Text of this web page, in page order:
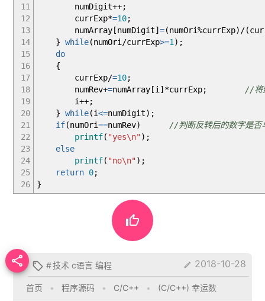
11
12
13
14
15
16
17
18
19
20
21
22
23
24
25
26
numDigit++;
currExp*=10;
numArray [numDigit]=(numOri%currExp) /(
} while(numOri /currExp>=1 ) ;
do
{
currExp/=10;
numRev+=numArray [i ] *currExp;
//将
i++;
} while(i<=numDigit) ;
if(numOri==numRev)
//判断反转后的数字是否
printf( "yes\n") ;
else
printf( "no\n") ;
return 0;
}

  #技术 c语言 编程  2018-10-28
首页 • 程序源码 • C/C++ • (C/C++) 幸运数